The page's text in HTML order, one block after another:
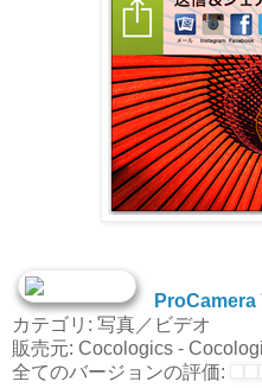
ProCamera
カテゴリ: 写真／ビデオ
販売元: Cocologics -
全てのバージョンの評価: